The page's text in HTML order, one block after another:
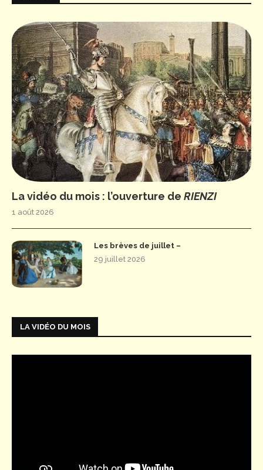
La vidéo du mois : l’ouverture de RIENZI
1 août 2026
Les brèves de juillet –
29 juillet 2026
LA VIDÉO DU MOIS